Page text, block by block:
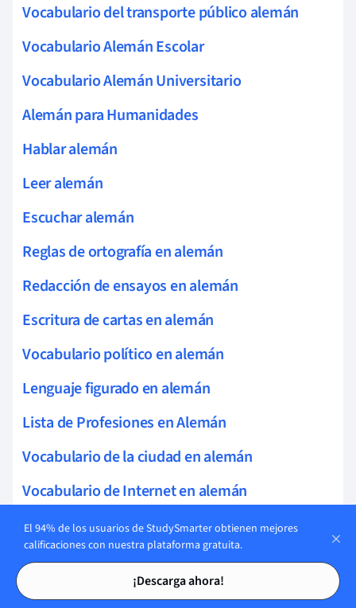
Tarjetas de estudio
Tarjetas de estudio
Vocabulario del transporte público alemán
Vocabulario Alemán Escolar
Vocabulario Alemán Universitario
Alemán para Humanidades
Hablar alemán
Leer alemán
Escuchar alemán
Reglas de ortografía en alemán
Redacción de ensayos en alemán
Escritura de cartas en alemán
Vocabulario político en alemán
Lenguaje figurado en alemán
Lista de Profesiones en Alemán
Vocabulario de la ciudad en alemán
Vocabulario de Internet en alemán
Vocabulario legal en alemán
Vocabulario científico en alemán
Verbos Frasales en Alemán
El 94% de los usuarios de StudySmarter obtienen mejores
calificaciones con nuestra plataforma gratuita.
¡Descarga ahora!